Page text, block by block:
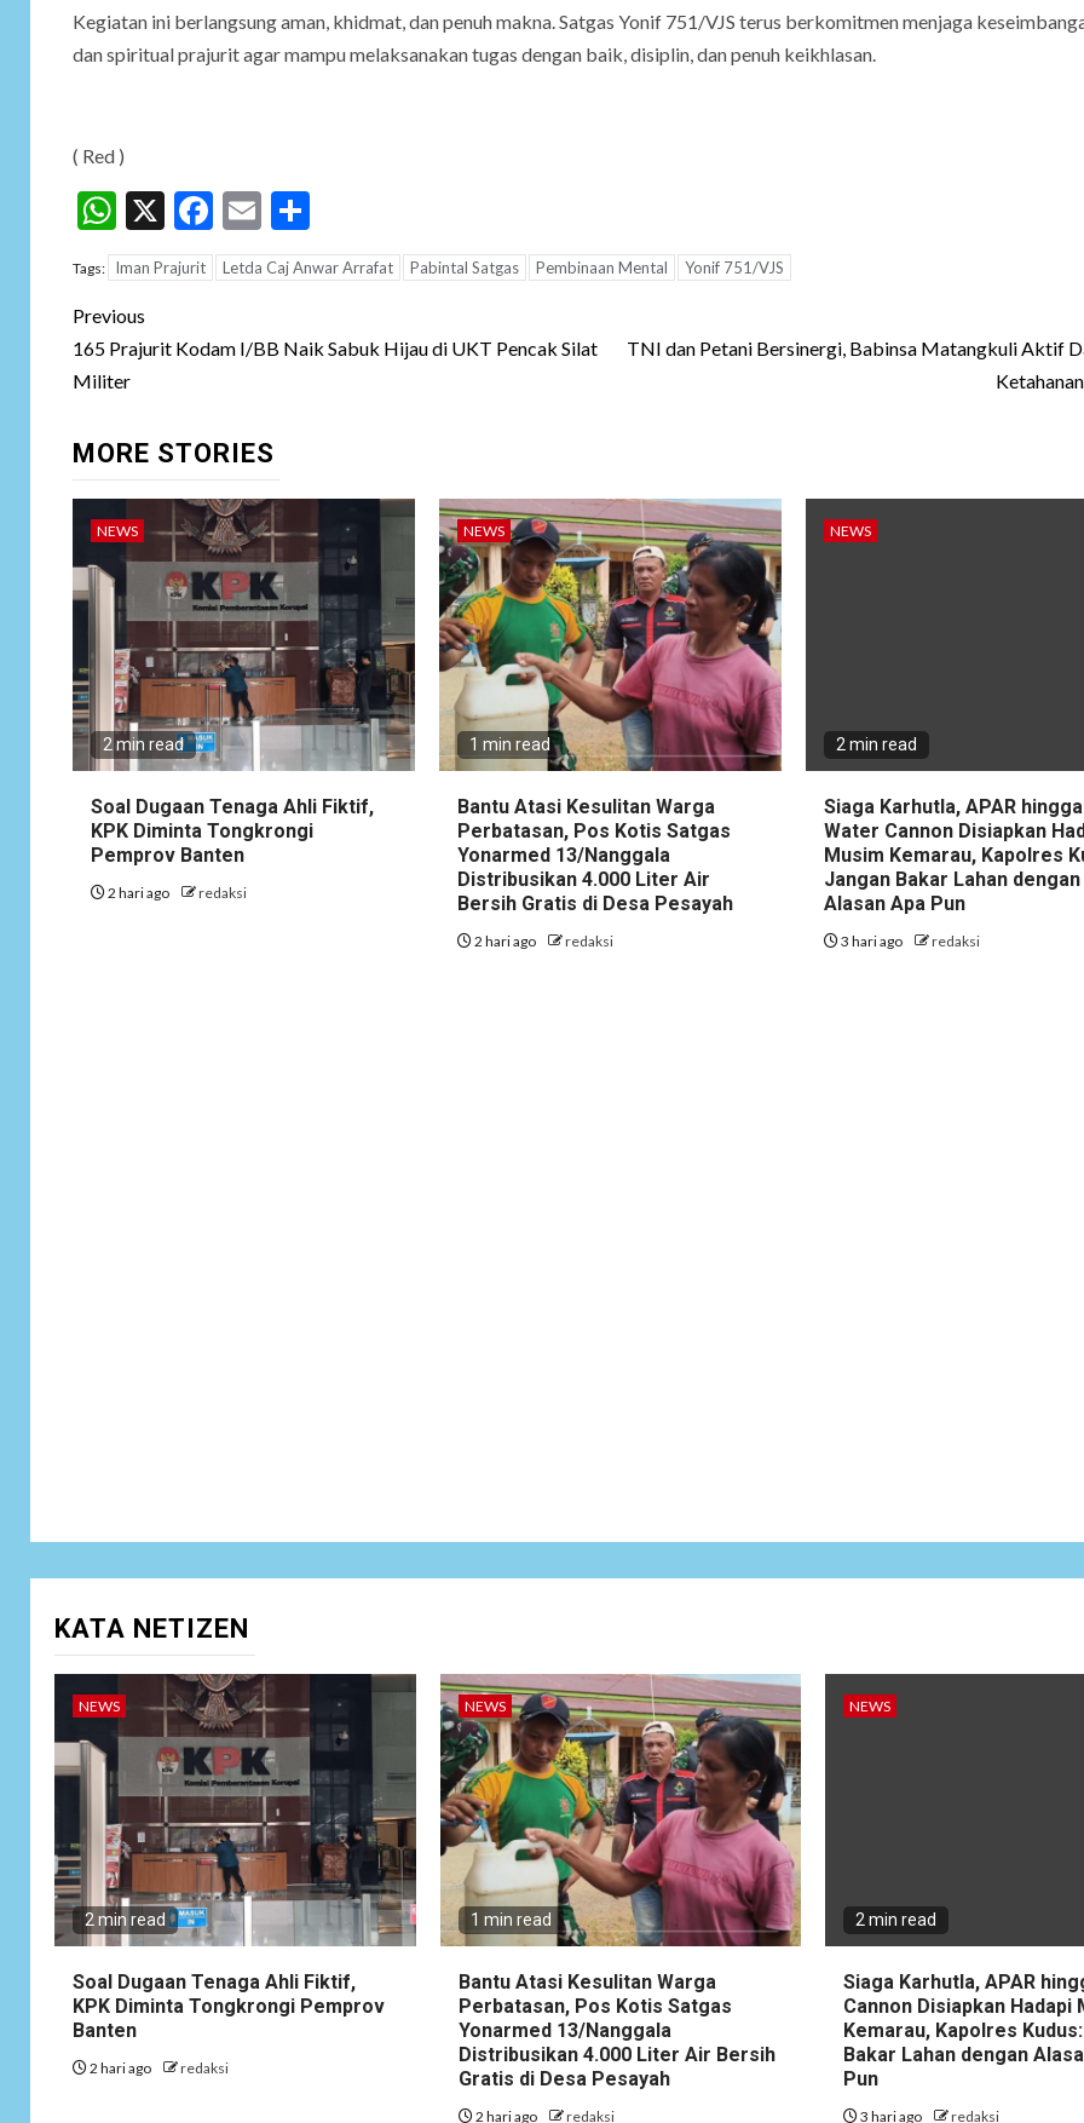
Kegiatan ini berlangsung aman, khidmat, dan penuh makna. Satgas Yonif 751/VJS terus berkomitmen menjaga
dan spiritual prajurit agar mampu melaksanakan tugas dengan baik, disiplin, dan penuh keikhlasan.
( Red )
WhatsApp
X Facebook
Email
Tags: Iman Prajurit Letda Caj Anwar Arrafat Pabintal Satgas Pembinaan Mental Yonif 751/VJS
Post
navigation
Previous
165 Prajurit Kodam I/BB Naik Sabuk Hijau di UKT Pencak Silat
Militer
TNI dan Petani Bersinergi, Babinsa Matangkuli Aktif
MORE STORIES
NEWS
2 min read
Soal Dugaan Tenaga Ahli Fiktif,
KPK Diminta Tongkrongi
Pemprov Banten
2 hari ago redaksi
NEWS
1 min read
Bantu Atasi Kesulitan Warga
Perbatasan, Pos Kotis Satgas
Yonarmed 13/Nanggala
Distribusikan 4.000 Liter Air
Bersih Gratis di Desa Pesayah
2 hari ago redaksi
NEWS
2 min read
Siaga Karhutla, APAR hingga
Water Cannon Disiapkan
Musim Kemarau, Kapolres
Jangan Bakar Lahan dengan
Alasan Apa Pun
3 hari ago redaksi
KATA NETIZEN
NEWS
2 min read
Soal Dugaan Tenaga Ahli Fiktif,
KPK Diminta Tongkrongi Pemprov
Banten
2 hari ago redaksi
NEWS
1 min read
Bantu Atasi Kesulitan Warga
Perbatasan, Pos Kotis Satgas
Yonarmed 13/Nanggala
Distribusikan 4.000 Liter Air Bersih
Gratis di Desa Pesayah
2 hari ago redaksi
NEWS
2 min read
Siaga Karhutla, APAR
Cannon Disiapkan Hadapi
Kemarau, Kapolres
Bakar Lahan dengan
Pun
3 hari ago redaksi